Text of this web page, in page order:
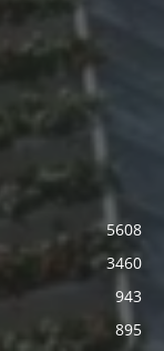
5608
3460
943
895